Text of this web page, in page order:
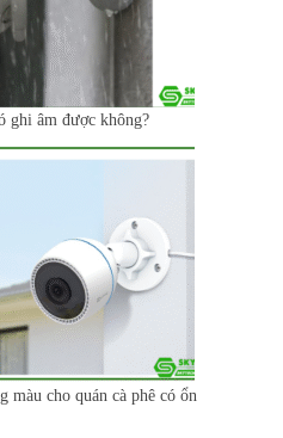
ghi âm được không?
cho quán cà phê có ổn